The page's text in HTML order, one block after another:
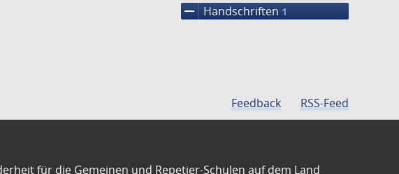
remove Handschriften 1
Feedback RSS-Feed
für die Gemeinen und Repetier-Schulen auf dem Land